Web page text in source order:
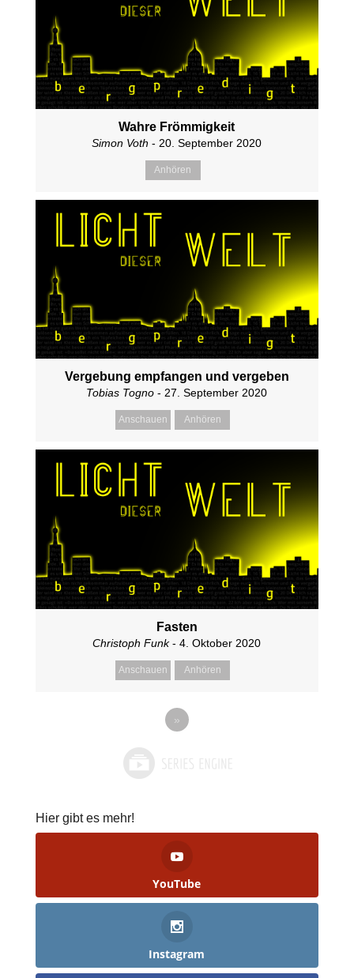
Wahre Frömmigkeit
Simon Voth - 20. September 2020
Anhören
Vergebung empfangen und vergeben
Tobias Togno - 27. September 2020
Anschauen Anhören
Fasten
Christoph Funk- 4. Oktober 2020
Anschauen Anhören
»
Hier gibt es mehr!
YouTube
Instagram